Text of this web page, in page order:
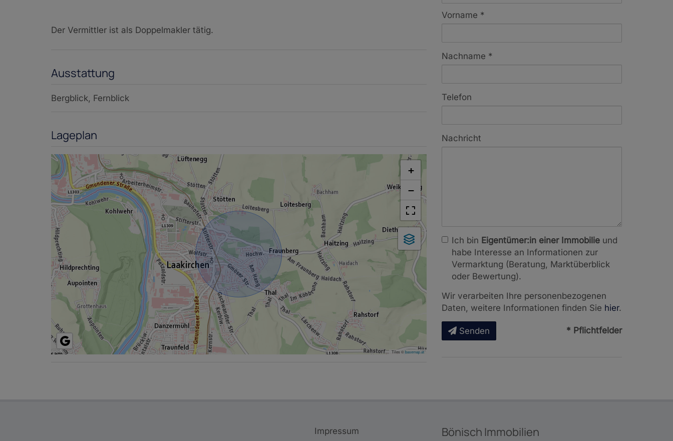
Der Vermittler ist als Doppelmakler tätig.
Ausstattung
Bergblick Fernblick
Lageplan
+
−
Tiles ©basemap.at
Vorname
Nachname
Telefon
Nachricht
Ich bin Eigentümer:in einer Immobilie und
habe Interesse an Informationen zur
Vermarktung (Beratung, Marktüberblick
oder Bewertung).
Wir verarbeiten Ihre personenbezogenen
Daten, weitere Informationen finden Sie hier.
Senden * Pflichtfelder
Impressum Bönisch Immobilien